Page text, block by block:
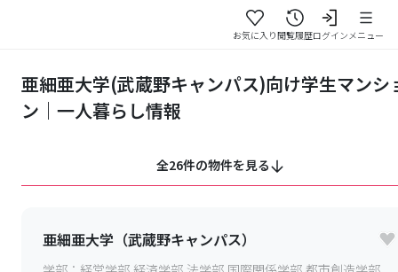
お気に入り閲覧履歴ログインメニュー
亜細亜大学(武蔵野キャンパス)向け学生マンシ
ン｜一人暮らし情報
全26件の物件を見る
亜細亜大学（武蔵野キャンパス）